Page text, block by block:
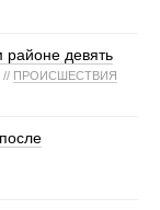
районе девять
// ПРОИСШЕСТВИЯ